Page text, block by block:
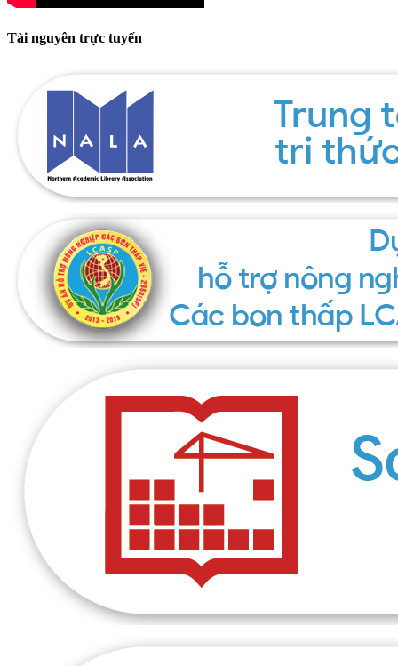
Tài nguyên trực tuyến